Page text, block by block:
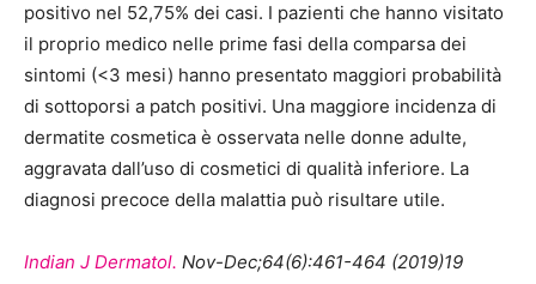
positivo nel 52,75% dei casi. I pazienti che hanno visitato
il proprio medico nelle prime fasi della comparsa dei
sintomi (<3 mesi) hanno presentato maggiori probabilità
di sottoporsi a patch positivi. Una maggiore incidenza di
dermatite cosmetica è osservata nelle donne adulte,
aggravata dall’uso di cosmetici di qualità inferiore. La
diagnosi precoce della malattia può risultare utile.
Indian J Dermatol. Nov-Dec;64(6):461-464 (2019)19